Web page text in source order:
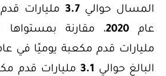
المسال حوالي 3.7مليارات قدم
عام
2020، مقارنة بمستواها
مليارات قدم مكعبة يوميًا في
البالغ حوالي3.1مليارات قدم